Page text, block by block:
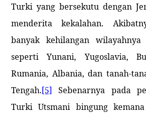
Turki yang bersekutu dengan
menderita kekalahan.
banyak kehilangan
seperti Yunani, Yugoslavia,
Rumania, Albania, dan tanah-
Tengah.[5] Sebenarnya pada
Turki Utsmani bingung